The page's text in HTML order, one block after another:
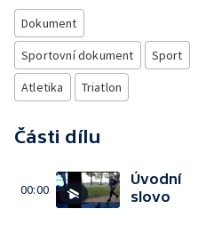
Dokument
Sportovní dokument
Sport
Atletika
Triatlon
Části dílu
00:00
Úvodní
slovo